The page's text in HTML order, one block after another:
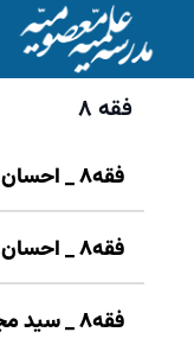
فقه ۸
فقه۸ _ احسان مرادی _ جلسه چهل و سوم
فقه۸ _ احسان مرادی _ جلسه چهل و دوم
فقه۸ _ سید مجتبی موسوی _ جلسه چهل و هفتم